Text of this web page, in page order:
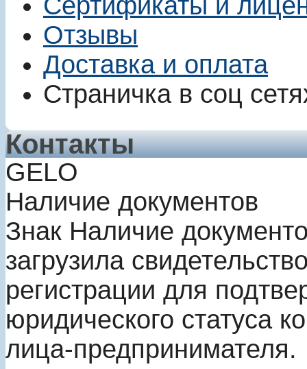
Отзывы
Доставка и оплата
Страничка в соц
Контакты
GELO
Наличие документов
Знак Наличие
загрузила
регистрации для
юридического статуса
лица-предпринимателя.